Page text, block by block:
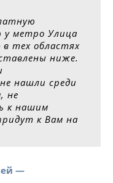
у метро Улица
в тех областях
ниже.
нашли среди
не
к нашим
к Вам на
—